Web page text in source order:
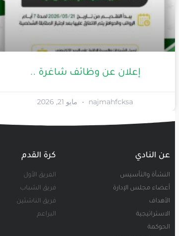
إعلان عن وظائف شاغرة ..
najmahfcksa مايو 21, 2026
عن النادي
النشأة والتأسيس
أعضاء مجلس الإدارة
الأهداف
الاستراتيجية
الحوكمة
كرة القدم
الفريق الأول
فريق الشباب
فريق الناشئين
البراعم